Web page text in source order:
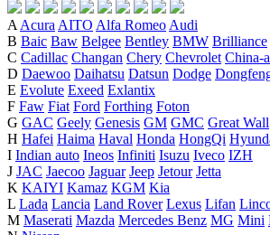
A Acura AITO Alfa Romeo Audi
B Baic Baw Belgee Bentley BMW Brilliance
C Cadillac Changan Chery Chevrolet China-
D Daewoo Daihatsu Datsun Dodge
E Evolute Exeed Exlantix
F Faw Fiat Ford Forthing Foton
G GAC Geely Genesis GM GMC Great Wall
H Hafei Haima Haval Honda HongQi
I Indian auto Ineos Infiniti Isuzu Iveco IZH
J JAC Jaecoo Jaguar Jeep Jetour Jetta
K KAIYI Kamaz KGM Kia
L Lada Lancia Land Rover Lexus Lifan
M Maserati Mazda Mercedes Benz MG Mini